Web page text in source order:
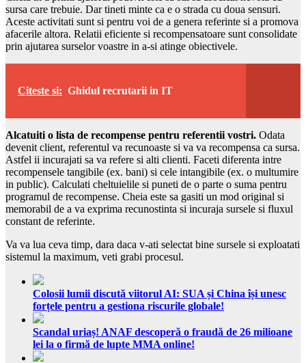
sursa care trebuie. Dar tineti minte ca e o strada cu doua sensuri.
Aceste activitati sunt si pentru voi de a genera referinte si a promova
afacerile altora. Relatii eficiente si recompensatoare sunt consolidate
prin ajutarea surselor voastre in a-si atinge obiectivele.
Citeste si: Ghidul recrutarii in IT
Alcatuiti o lista de recompense pentru referentii vostri. Odata
devenit client, referentul va recunoaste si va va recompensa ca sursa.
Astfel ii incurajati sa va refere si alti clienti. Faceti diferenta intre
recompensele tangibile (ex. bani) si cele intangibile (ex. o multumire
in public). Calculati cheltuielile si puneti de o parte o suma pentru
programul de recompense. Cheia este sa gasiti un mod original si
memorabil de a va exprima recunostinta si incuraja sursele si fluxul
constant de referinte.
Va va lua ceva timp, dara daca v-ati selectat bine sursele si exploatati
sistemul la maximum, veti grabi procesul.
Colosii lumii discută viitorul AI: SUA și China își unesc
forțele pentru a gestiona riscurile globale!
Scandal uriaș! ANAF descoperă o fraudă de 26 milioane
lei la o firmă de lupte MMA online!